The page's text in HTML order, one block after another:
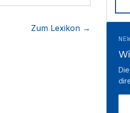
Zum Lexikon →